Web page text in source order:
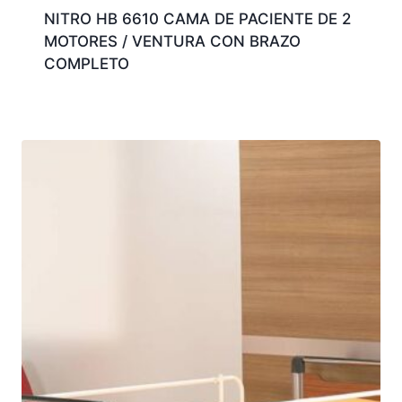
NITRO HB 6610 CAMA DE PACIENTE DE 2
MOTORES / VENTURA CON BRAZO
COMPLETO